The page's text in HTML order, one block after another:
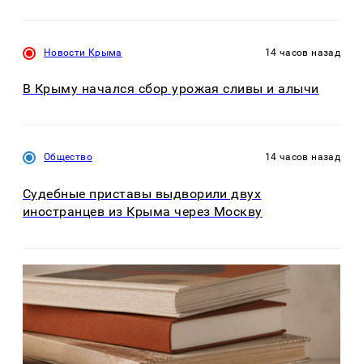
Новости Крыма 14 часов назад
В Крыму начался сбор урожая сливы и алычи
Общество 14 часов назад
Судебные приставы выдворили двух
иностранцев из Крыма через Москву